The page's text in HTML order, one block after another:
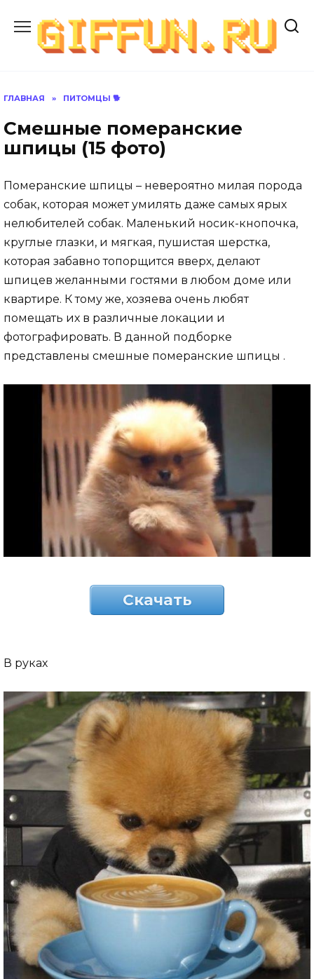
содержанию
ГЛАВНАЯ » ПИТОМЦЫ 🐕
Смешные померанские
шпицы (15 фото)
Померанские шпицы – невероятно милая порода
собак, которая может умилять даже самых ярых
нелюбителей собак. Маленький носик-кнопочка,
круглые глазки, и мягкая, пушистая шерстка,
которая забавно топорщится вверх, делают
шпицев желанными гостями в любом доме или
квартире. К тому же, хозяева очень любят
помещать их в различные локации и
фотографировать. В данной подборке
представлены смешные померанские шпицы .
Скачать
В руках